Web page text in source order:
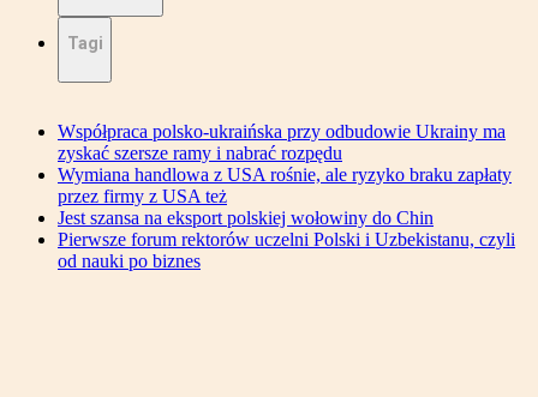
Tagi
Współpraca polsko-ukraińska przy odbudowie Ukrainy ma
zyskać szersze ramy i nabrać rozpędu
Wymiana handlowa z USA rośnie, ale ryzyko braku zapłaty
przez firmy z USA też
Jest szansa na eksport polskiej wołowiny do Chin
Pierwsze forum rektorów uczelni Polski i Uzbekistanu, czyli
od nauki po biznes